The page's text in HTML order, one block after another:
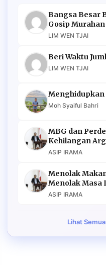
Bangsa Besar
Gosip Murahan
LIM WEN TJAI
Beri Waktu
LIM WEN TJAI
Menghidupkan
Moh Syaiful Bahri
MBG dan
Kehilangan
ASIP IRAMA
Menolak
Menolak Masa
ASIP IRAMA
Lihat